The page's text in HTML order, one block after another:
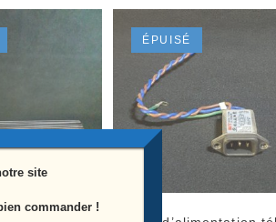
ÉPUISÉ
site
commander !